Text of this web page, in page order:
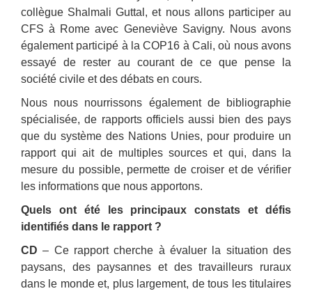
collègue Shalmali Guttal, et nous allons participer au
CFS à Rome avec Geneviève Savigny. Nous avons
également participé à la COP16 à Cali, où nous avons
essayé de rester au courant de ce que pense la
société civile et des débats en cours.
Nous nous nourrissons également de bibliographie
spécialisée, de rapports officiels aussi bien des pays
que du système des Nations Unies, pour produire un
rapport qui ait de multiples sources et qui, dans la
mesure du possible, permette de croiser et de vérifier
les informations que nous apportons.
Quels ont été les principaux constats et défis
identifiés dans le rapport ?
CD – Ce rapport cherche à évaluer la situation des
paysans, des paysannes et des travailleurs ruraux
dans le monde et, plus largement, de tous les titulaires